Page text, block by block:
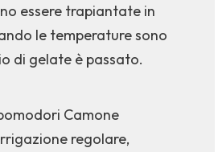
essere trapiantate in
le temperature sono
di gelate è passato.
Camone
regolare,